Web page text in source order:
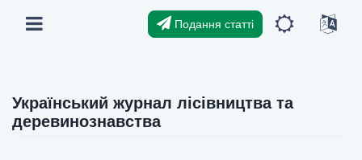
Подання статті
Український журнал лісівництва та
деревинознавства